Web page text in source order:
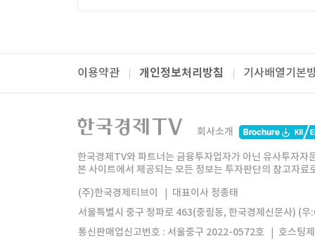
이용약관 개인정보처리방침 기사배열기본
패밀리사이트
한국경제TV
한경미디어그룹 한국경제신문 한국경제
모바일앱 한국경제TV앱
회사소개
한국경제TV와 파트너는 금융투자업자가 아닌 유사투자
본 사이트에서 제공되는 모든 정보는 투자판단의 참고자
(주)한국경제티브이
대표이사 정종태
서울특별시 중구 청파로 463(중림동, 한국경제신문사) (
통신판매업신고번호 : 서울중구 2022-0572호
호스팅